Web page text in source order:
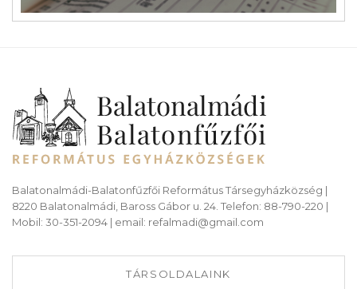
Balatonalmádi-Balatonfűzfői Református Társegyházközség |
8220 Balatonalmádi, Baross Gábor u. 24. Telefon: 88-790-220 |
Mobil: 30-351-2094 | email: refalmadi@gmail.com
TÁRSOLDALAINK